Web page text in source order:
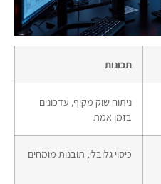
תכונות
ניתוח שוק מקיף, עדכונים
בזמן אמת
כיסוי גלובלי, תובנות מומחים